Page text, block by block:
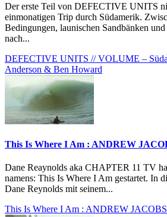
Der erste Teil von DEFECTIVE UNITS
einmonatigen Trip durch Südamerik.
Bedingungen, launischen Sandbänken
nach...
DEFECTIVE UNITS // VOLUME –
Anderson & Ben Howard
This Is Where I Am : ANDREW
Dane Reaynolds aka CHAPTER 11 TV
namens: This Is Where I Am​ gestartet. In
Dane Reynolds mit seinem...
This Is Where I Am : ANDREW